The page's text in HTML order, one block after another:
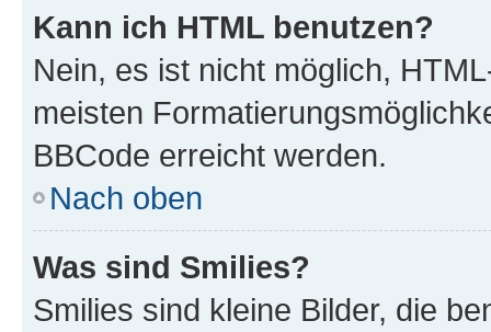
Kann ich HTML benutzen?
Nein, es ist nicht möglich,
meisten
BBCode erreicht werden.
Nach oben
Was sind Smilies?
Smilies sind kleine Bilder, die